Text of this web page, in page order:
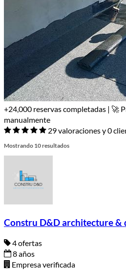
+24,000 reservas completadas | 🚀
manualmente
29 valoraciones y 0
Mostrando 10 resultados
Constru D&D architecture &
4 ofertas
8 años
Empresa verificada